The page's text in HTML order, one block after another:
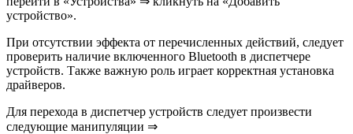
устройство».
При отсутствии эффекта от перечисленных действий, следует
проверить наличие включенного Bluetooth в диспетчере
устройств. Также важную роль играет корректная установка
драйверов.
Для перехода в диспетчер устройств следует произвести
следующие манипуляции ⇒